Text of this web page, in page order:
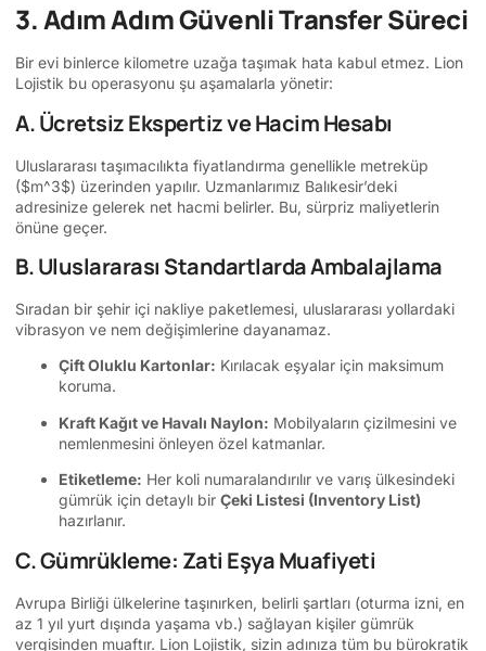
3. Adım Adım Güvenli Transfer Süreci
Bir evi binlerce kilometre uzağa taşımak hata kabul etmez. Lion
Lojistik bu operasyonu şu aşamalarla yönetir:
A. Ücretsiz Ekspertiz ve Hacim Hesabı
Uluslararası taşımacılıkta fiyatlandırma genellikle metreküp
($m^3$) üzerinden yapılır. Uzmanlarımız Balıkesir’deki
adresinize gelerek net hacmi belirler. Bu, sürpriz maliyetlerin
önüne geçer.
B. Uluslararası Standartlarda Ambalajlama
Sıradan bir şehir içi nakliye paketlemesi, uluslararası yollardaki
vibrasyon ve nem değişimlerine dayanamaz.
Çift Oluklu Kartonlar: Kırılacak eşyalar için maksimum
koruma.
Kraft Kağıt ve Havalı Naylon: Mobilyaların çizilmesini ve
nemlenmesini önleyen özel katmanlar.
Etiketleme: Her koli numaralandırılır ve varış ülkesindeki
gümrük için detaylı bir Çeki Listesi (Inventory List)
hazırlanır.
C. Gümrükleme: Zati Eşya Muafiyeti
Avrupa Birliği ülkelerine taşınırken, belirli şartları (oturma izni, en
az 1 yıl yurt dışında yaşama vb.) sağlayan kişiler gümrük
vergisinden muaftır. Lion Lojistik, sizin adınıza tüm bu bürokratik